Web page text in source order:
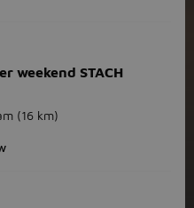
weekend STACH
(16 km)